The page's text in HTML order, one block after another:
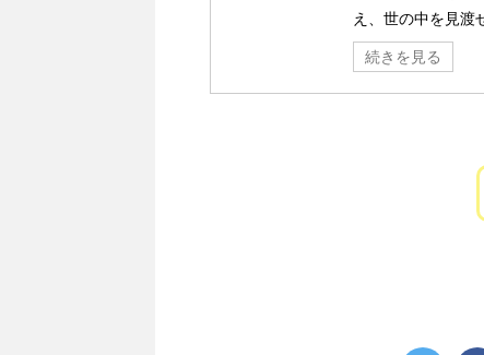
え、世の中を見渡
続きを見る